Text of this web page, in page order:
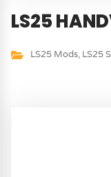
LS25
LS25 Mods, LS25